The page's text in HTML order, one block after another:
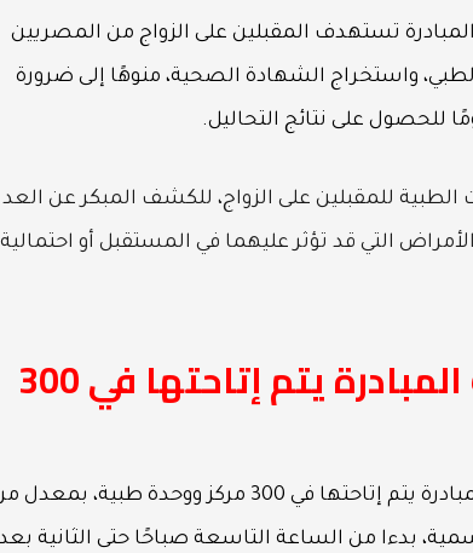
تستهدف المقبلين على الزواج من المصريين
واستخراج الشهادة الصحية، منوهًا إلى ضرورة
للمقبلين على الزواج، للكشف المبكر عن
التي قد تؤثر عليهما في المستقبل أو احتمالية
الصحة والسكان تؤكد أن خدمات المبادرة يتم إتاحتها في 300
أوضح المتحدث الرسمي بأسم وزارة الصحة، أن خدمات المبادرة يتم إتاحتها في 300 مركز ووحدة طبية،
بدءا من الساعة التاسعة صباحًا حتى الثانية